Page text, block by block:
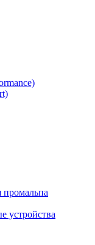
промальпа
устройства